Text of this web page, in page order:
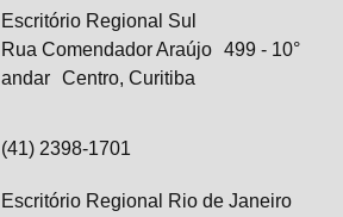
Escritório Regional Sul
Rua Comendador Araújo 499 - 10°
andar Centro, Curitiba
(41) 2398-1701
Escritório Regional Rio de Janeiro